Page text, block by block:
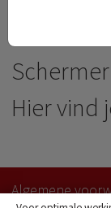
Schermer
Hier vind
Algemene